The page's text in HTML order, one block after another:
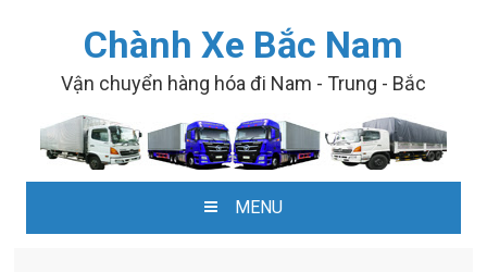
Chành Xe Bắc Nam
Vận chuyển hàng hóa đi Nam - Trung - Bắc
MENU